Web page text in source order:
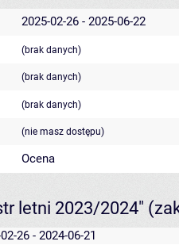
2025-02-26 - 2025-06-22
(brak danych)
(brak danych)
(brak danych)
(nie masz dostępu)
Ocena
letni 2023/2024"
26 - 2024-06-21